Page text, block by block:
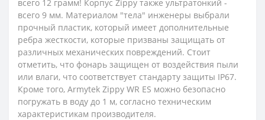
всего 12 грамм! Корпус Zippy также ультратонкий -
всего 9 мм. Материалом "тела" инженеры выбрали
прочный пластик, который имеет дополнительные
ребра жесткости, которые призваны защищать от
различных механических повреждений. Стоит
отметить, что фонарь защищен от воздействия пыли
или влаги, что соответствует стандарту защиты IP67.
Кроме того, Armytek Zippy WR ES можно безопасно
погружать в воду до 1 м, согласно техническим
характеристикам производителя.